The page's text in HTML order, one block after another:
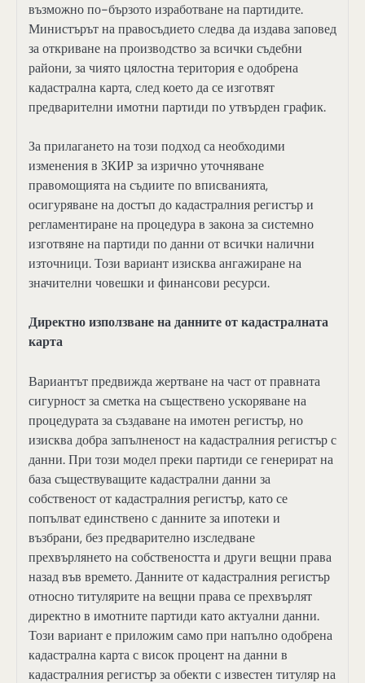
възможно по-бързото изработване на партидите.
Министърът на правосъдието следва да издава заповед
за откриване на производство за всички съдебни
райони, за чиято цялостна територия е одобрена
кадастрална карта, след което да се изготвят
предварителни имотни партиди по утвърден график.
За прилагането на този подход са необходими
изменения в ЗКИР за изрично уточняване
правомощията на съдиите по вписванията,
осигуряване на достъп до кадастралния регистър и
регламентиране на процедура в закона за системно
изготвяне на партиди по данни от всички налични
източници. Този вариант изисква ангажиране на
значителни човешки и финансови ресурси.
Директно използване на данните от кадастралната
карта
Вариантът предвижда жертване на част от правната
сигурност за сметка на съществено ускоряване на
процедурата за създаване на имотен регистър, но
изисква добра запълненост на кадастралния регистър с
данни. При този модел преки партиди се генерират на
база съществуващите кадастрални данни за
собственост от кадастралния регистър, като се
попълват единствено с данните за ипотеки и
възбрани, без предварително изследване
прехвърлянето на собствеността и други вещни права
назад във времето. Данните от кадастралния регистър
относно титулярите на вещни права се прехвърлят
директно в имотните партиди като актуални данни.
Този вариант е приложим само при напълно одобрена
кадастрална карта с висок процент на данни в
кадастралния регистър за обекти с известен титуляр на